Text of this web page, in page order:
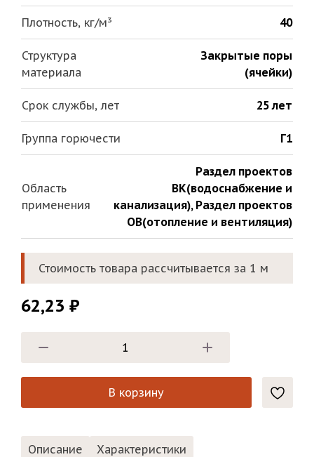
Плотность, кг/м³ 40
Структура
материала
Закрытые поры
(ячейки)
Срок службы, лет 25 лет
Группа горючести Г1
Область
применения
Раздел проектов
ВК(водоснабжение и
канализация), Раздел проектов
ОВ(отопление и вентиляция)
Стоимость товара рассчитывается за 1 м
62,23 ₽
В корзину
Описание Характеристики